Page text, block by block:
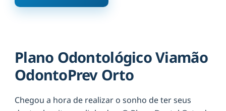
Plano Odontológico Viamão
OdontoPrev Orto
Chegou a hora de realizar o sonho de ter seus